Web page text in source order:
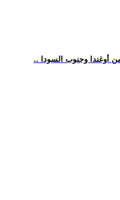
أوغندا وجنوب السودا